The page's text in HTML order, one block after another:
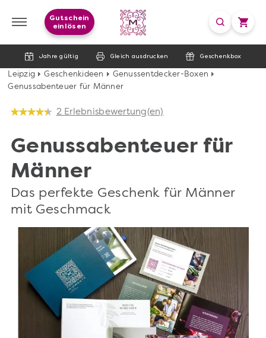
Jahre gültig Gleich ausdrucken Geschenkbox
Gutschein
einlösen
Leipzig Geschenkideen
Genussentdecker-Boxen
Genussabenteuer für Männer
2 Erlebnisbewertung(en)
Genussabenteuer für
Männer
Das perfekte Geschenk für Männer
mit Geschmack